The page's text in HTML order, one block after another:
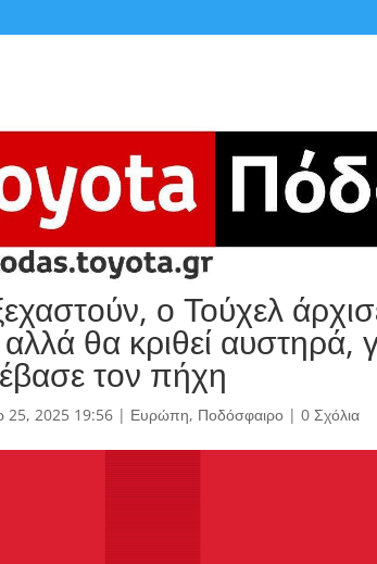
ο Τούχελ
θα κριθεί αυστηρά,
τον πήχη
25, 2025 19:56| Ευρώπη, Ποδόσφαιρο| 0 Σχόλια